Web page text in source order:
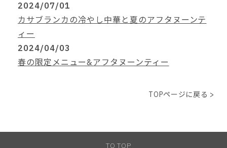
2024/07/01
カサブランカの冷やし中華と夏のアフタヌーンテ
ィー
2024/04/03
春の限定メニュー&アフタヌーンティー
TOPページに戻る >
TO TOP